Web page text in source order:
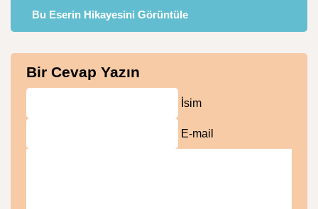
Bu Eserin Hikayesini Görüntüle
Bir Cevap Yazın
İsim
E-mail